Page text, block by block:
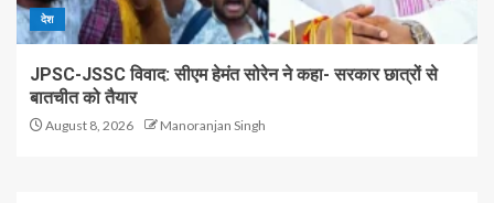
देश
JPSC-JSSC विवाद: सीएम हेमंत सोरेन ने कहा- सरकार छात्रों से
बातचीत को तैयार
August 8, 2026 Manoranjan Singh